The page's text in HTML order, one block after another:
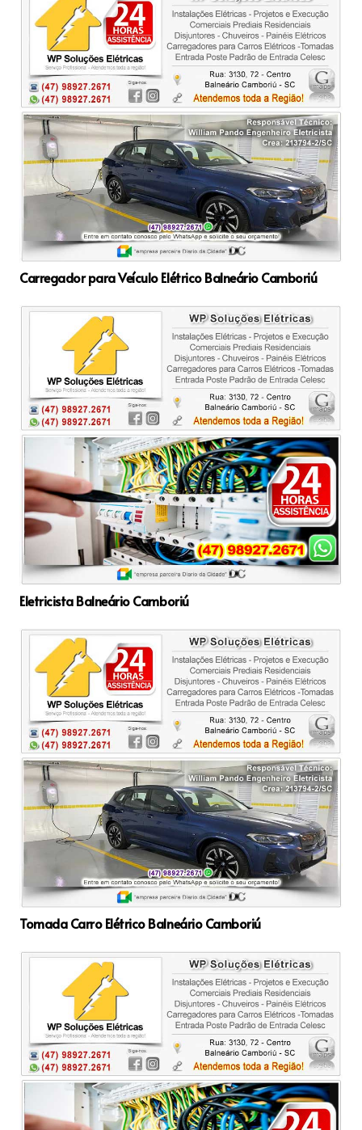
Carregador para Veículo Elétrico Balneário Camboriú
Eletricista Balneário Camboriú
Tomada Carro Elétrico Balneário Camboriú